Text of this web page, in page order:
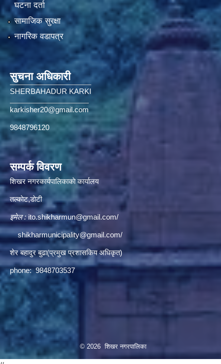
घटना दर्ता
सामाजिक सुरक्षा
नागरिक वडापत्र
सुचना अधिकारी
SHERBAHADUR KARKI
karkisher20@gmail.com
9848796120
सम्पर्क विवरण
शिखर नगरकार्यपालिकाकाे कार्यालय
तल्काेट,डाेटी
इमेल :ito.shikharmun@gmail.com/
shikharmunicipality@gmail.com/
शेर बहादुर बुढा(प्रमुख प्रशासकिय अधिकृत)
phone: 9848703537
© 2026 शिखर नगरपालिका